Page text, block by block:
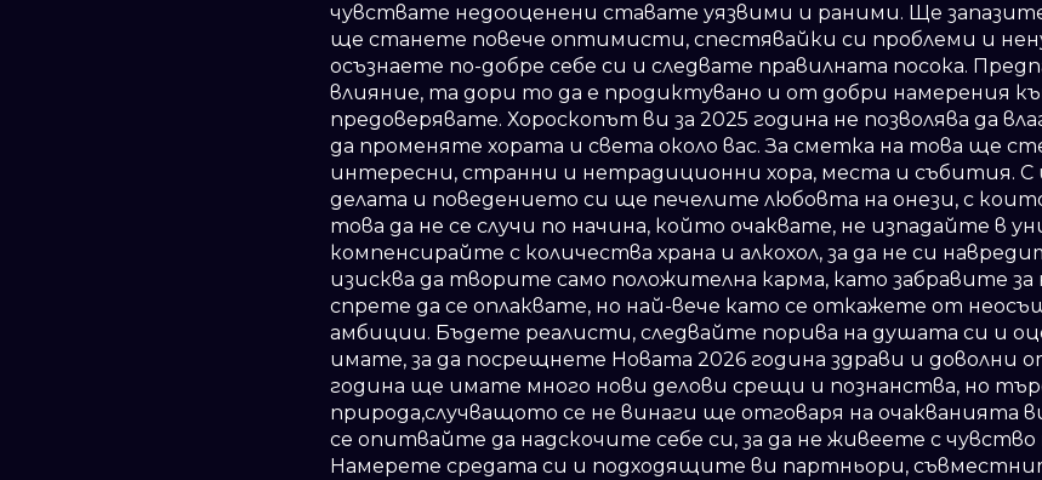
чувствате недооценени ставате уязвими и раними. Ще
ще станете повече оптимисти, спестявайки си проблеми и
осъзнаете по-добре себе си и следвате правилната посока.
влияние, та дори то да е продиктувано и от добри намерения
предоверявате. Хороскопът ви за 2025 година не позволява да
да променяте хората и света около вас. За сметка на това ще
интересни, странни и нетрадиционни хора, места и събития.
делата и поведението си ще печелите любовта на онези, с
това да не се случи по начина, който очаквате, не изпадайте в
компенсирайте с количества храна и алкохол, за да не си
изисква да творите само положителна карма, като забравите
спрете да се оплаквате, но най-вече като се откажете от
амбиции. Бъдете реалисти, следвайте порива на душата си и
имате, за да посрещнете Новата 2026 година здрави и доволни
година ще имате много нови делови срещи и познанства, но
природа,случващото се не винаги ще отговаря на очакванията
се опитвайте да надскочите себе си, за да не живеете с
Намерете средата си и подходящите ви партньори,